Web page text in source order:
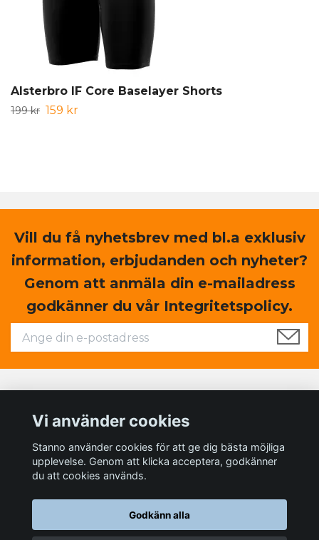
Alsterbro IF Core Baselayer Shorts
199 kr 159 kr
Vill du få nyhetsbrev med bl.a exklusiv
information, erbjudanden och nyheter?
Genom att anmäla din e-mailadress
godkänner du vår Integritetspolicy.
Sociala medier
Vi använder cookies
Stanno använder cookies för att ge dig bästa möjliga
upplevelse. Genom att klicka acceptera, godkänner
du att cookies används.
Godkänn alla